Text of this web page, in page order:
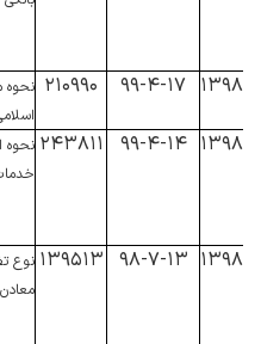
۱۳۹۸ ۹۹-۴-۱۷ ۲۱۰۹۹۰ نحوه
۱۳۹۸ ۹۹-۴-۱۴ ۲۴۳۸۱۱ نحوه
۱۳۹۸ ۹۸-۷-۱۳ ۱۳۹۵۱۳ نوع
معادن